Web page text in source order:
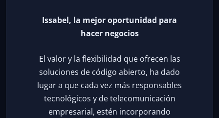
Issabel, la mejor oportunidad para
hacer negocios
El valor y la flexibilidad que ofrecen las
soluciones de código abierto, ha dado
lugar a que cada vez más responsables
tecnológicos y de telecomunicación
empresarial, estén incorporando